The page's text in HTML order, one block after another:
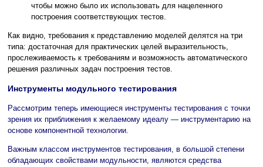
чтобы можно было их использовать для нацеленного
построения соответствующих тестов.
Как видно, требования к представлению моделей делятся на три
типа: достаточная для практических целей выразительность,
прослеживаемость к требованиям и возможность автоматического
решения различных задач построения тестов.
Инструменты модульного тестирования
Рассмотрим теперь имеющиеся инструменты тестирования с точки
зрения их приближения к желаемому идеалу — инструментарию на
основе компонентной технологии.
Важным классом инструментов тестирования, в большой степени
обладающих свойствами модульности, являются средства